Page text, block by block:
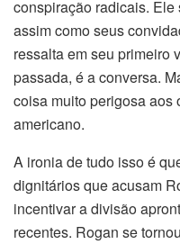
conspiração radicais.
assim como seus
ressalta em seu primeiro
passada, é a conversa.
coisa muito perigosa aos
americano.
A ironia de tudo isso é
dignitários que acusam
incentivar a divisão
recentes. Rogan se